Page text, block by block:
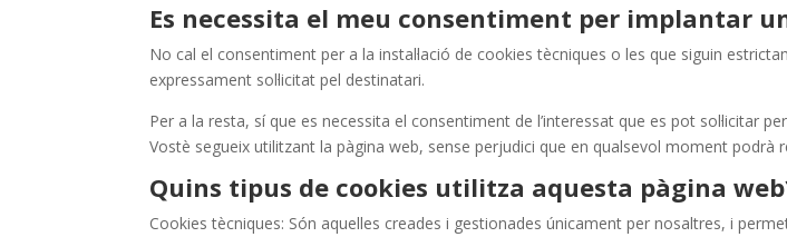
Es necessita el meu consentiment per implantar
No cal el consentiment per a la instal·lació de cookies tècniques o les que siguin
expressament sol·licitat pel destinatari.
Per a la resta, sí que es necessita el consentiment de l’interessat que es pot sol·licitar
Vostè segueix utilitzant la pàgina web, sense perjudici que en qualsevol moment podrà
Quins tipus de cookies utilitza aquesta pàgina
Cookies tècniques: Són aquelles creades i gestionades únicament per nosaltres, i